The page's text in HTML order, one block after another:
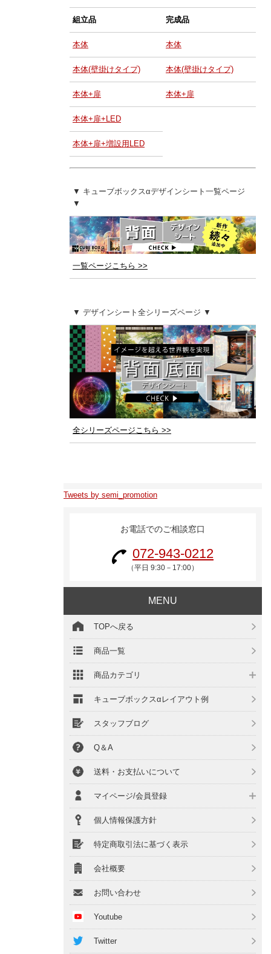
組立品 完成品
本体 本体
本体(壁掛けタイプ) 本体(壁掛けタイプ)
本体+扉 本体+扉
本体+扉+LED
本体+扉+増設用LED
▼ キューブボックスαデザインシート一覧ページ
▼
一覧ページこちら >>
▼ デザインシート全シリーズページ ▼
全シリーズページこちら >>
Tweets by semi_promotion
お電話でのご相談窓口
072-943-0212
（平日 9:30－17:00）
MENU
TOPへ戻る
商品一覧
商品カテゴリ
キューブボックスαレイアウト例
スタッフブログ
Q＆A
送料・お支払いについて
マイページ/会員登録
個人情報保護方針
特定商取引法に基づく表示
会社概要
お問い合わせ
Youtube
Twitter